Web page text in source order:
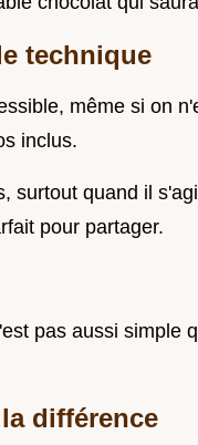
technique
même si on
inclus.
surtout quand il
pour partager.
pas aussi simple
différence